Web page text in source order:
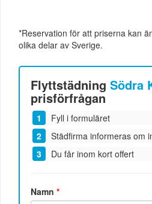
*Reservation för att priserna kan
olika delar av Sverige.
FlyttstädningSödra
prisförfrågan
Fyll i formuläret
Städfirma informeras om
Du får inom kort offert
Namn*